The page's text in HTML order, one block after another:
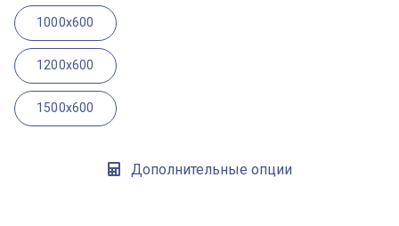
1000x600
1200x600
1500x600
Дополнительные опции